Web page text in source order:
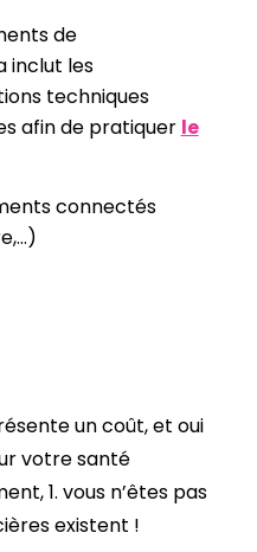
de
inclut les
techniques
afin de pratiquer le
connectés
un coût, et oui
votre santé
1. vous n’êtes pas
existent !